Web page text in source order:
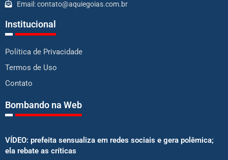
Email: contato@aquiegoias.com.br
Institucional
Política de Privacidade
Termos de Uso
Contato
Bombando na Web
VÍDEO: prefeita sensualiza em redes sociais e gera polêmica;
ela rebate as críticas